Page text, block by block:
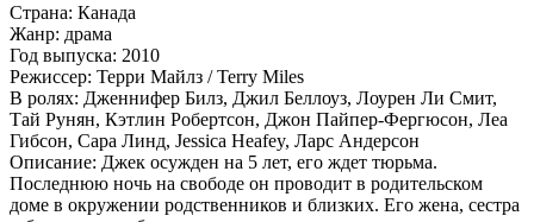
Страна: Канада
Жанр: драма
Год выпуска: 2010
Режиссер: Терри Майлз / Terry Miles
В ролях: Дженнифер Билз, Джил Беллоуз, Лоурен Ли Смит,
Тай Рунян, Кэтлин Робертсон, Джон Пайпер-Фергюсон, Леа
Гибсон, Сара Линд, Jessica Heafey, Ларс Андерсон
Описание: Джек осужден на 5 лет, его ждет тюрьма.
Последнюю ночь на свободе он проводит в родительском
доме в окружении родственников и близких. Его жена, сестра